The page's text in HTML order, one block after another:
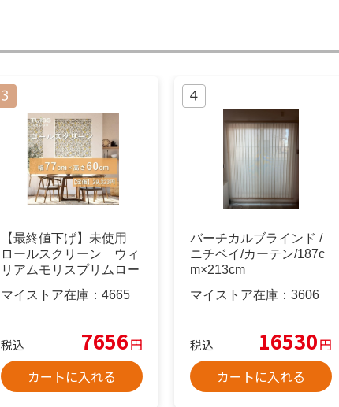
【最終値下げ】未使用
ロールスクリーン ウィ
リアムモリスプリムロー
マイストア在庫： 4665
税込 7656円
カートに入れる
バーチカルブラインド /
ニチベイ/カーテン/187c
m×213cm
マイストア在庫： 3606
税込 16530円
カートに入れる